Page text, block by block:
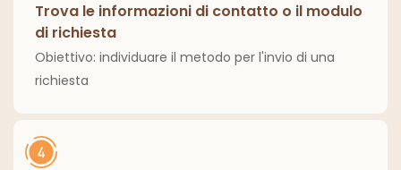
Trova le informazioni di contatto o il modulo
di richiesta
Obiettivo: individuare il metodo per l'invio di una
richiesta